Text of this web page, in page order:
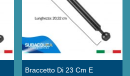
Braccetto Di 23 Cm E